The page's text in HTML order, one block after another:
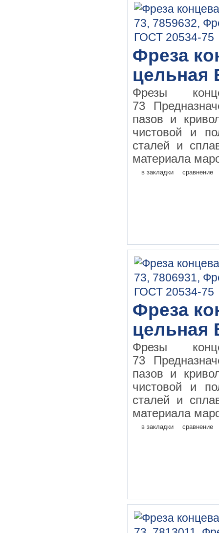
Фреза
цельная
Фрезы
73
пазов и
чистовой и
сталей и
материала
в закладки сравнение
Фреза
цельная
Фрезы
73
пазов и
чистовой и
сталей и
материала
в закладки сравнение